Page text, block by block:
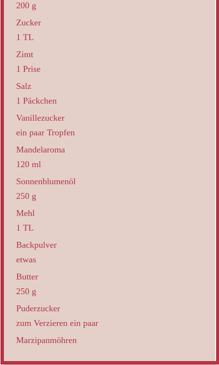
200 g
Zucker
1 TL
Zimt
1 Prise
Salz
1 Päckchen
Vanillezucker
ein paar Tropfen
Mandelaroma
120 ml
Sonnenblumenöl
250 g
Mehl
1 TL
Backpulver
etwas
Butter
250 g
Puderzucker
zum Verzieren ein paar
Marzipanmöhren